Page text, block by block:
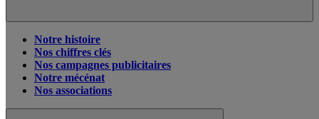
Notre histoire
Nos chiffres clés
Nos campagnes publicitaires
Notre mécénat
Nos associations